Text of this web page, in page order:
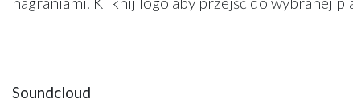
Soundcloud